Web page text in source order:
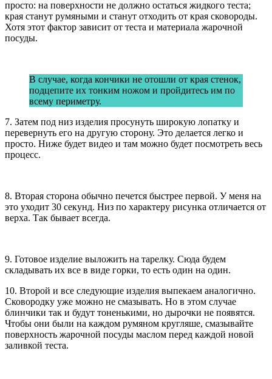
просто: на поверхности не должно остаться жидкого теста;
края станут румяными и станут отходить от края сковороды.
Хотя этот фактор зависит от теста и материала жарочной
посуды.
В случае, когда кончики не отошли от края стенок,
подцепите их тонким ножом и пройдитесь им по
всему периметру.
7. Затем под низ изделия просунуть широкую лопатку и
перевернуть его на другую сторону. Это делается легко и
просто. Ниже будет видео и там можно будет посмотреть весь
процесс.
8. Вторая сторона обычно печется быстрее первой. У меня на
это уходит 30 секунд. Низ по характеру рисунка отличается от
верха. Так бывает всегда.
9. Готовое изделие выложить на тарелку. Сюда будем
складывать их все в виде горки, то есть один на один.
10. Второй и все следующие изделия выпекаем аналогично.
Сковородку уже можно не смазывать. Но в этом случае
блинчики так и будут тоненькими, но дырочки не появятся.
Чтобы они были на каждом румяном кругляше, смазывайте
поверхность жарочной посуды маслом перед каждой новой
заливкой теста.